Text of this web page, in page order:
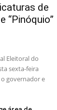
de
“Pinóquio”
Eleitoral do
sexta-feira
governador e